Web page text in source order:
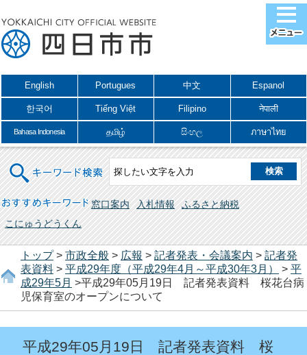
English Portugues 中文 Espanol
한국어 Tiếng Việt Filipino नेपाली
Bahasa Indonesia தமிழ் සිංහල ภาษาไทย
キーワード検索
おすすめキーワード 窓口案内 入札情報
ふるさと納税
こにゅうどうくん
トップ> 市政全般 > 広報 > 記者発表・会議案内 > 記者発
表資料 > 平成29年度（平成29年4月～平成30年3月） > 平
成29年5月 >平成29年05月19日 記者発表資料 桜花台病
児保育室のオープンについて
平成29年05月19日 記者発表資料 桜